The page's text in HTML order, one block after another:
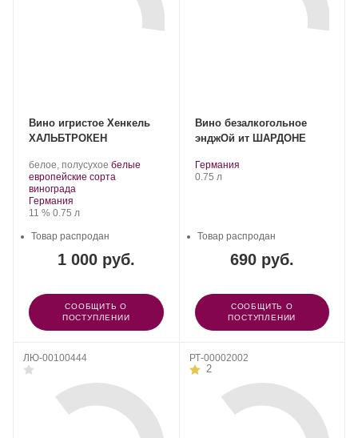
Вино игристое Хенкель
ХАЛЬБТРОКЕН
белое, полусухое .
Сорт
белые
европейские сорта
винограда
Регион:
Германия
Крепость
11 %. Объем
0.75 л
1 000 руб.
Товар распродан
СООБЩИТЬ О
ПОСТУПЛЕНИИ
Вино безалкогольное
энджОй ит ШАРДОНЕ
.Регион:
Германия
Объем
0.75 л
690 руб.
Товар распродан
СООБЩИТЬ О
ПОСТУПЛЕНИИ
ЛЮ-00100444 РТ-00002002
2